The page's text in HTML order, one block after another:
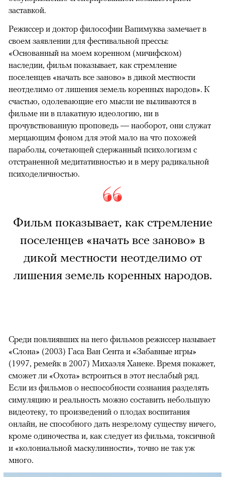
заставкой.
Режиссер и доктор философии Вапимуква замечает в
своем заявлении для фестивальной прессы:
«Основанный на моем коренном (мичифском)
наследии, фильм показывает, как стремление
поселенцев «начать все заново» в дикой местности
неотделимо от лишения земель коренных народов». К
счастью, одолевающие его мысли не выливаются в
фильме ни в плакатную идеологию, ни в
прочувствованную проповедь — наоборот, они служат
мерцающим фоном для этой мало на что похожей
параболы, сочетающей сдержанный психологизм с
отстраненной медитативностью и в меру радикальной
психоделичностью.
Фильм показывает, как стремление
поселенцев «начать все заново» в
дикой местности неотделимо от
лишения земель коренных народов.
Среди повлиявших на него фильмов режиссер называет
«Слона» (2003) Гаса Ван Сента и «Забавные игры»
(1997, ремейк в 2007) Михаэля Ханеке. Время покажет,
сможет ли «Охота» встроиться в этот неслабый ряд.
Если из фильмов о неспособности сознания разделять
симуляцию и реальность можно составить небольшую
видеотеку, то произведений о плодах воспитания
онлайн, не способного дать незрелому существу ничего,
кроме одиночества и, как следует из фильма, токсичной
и «колониальной маскулинности», точно не так уж
много.